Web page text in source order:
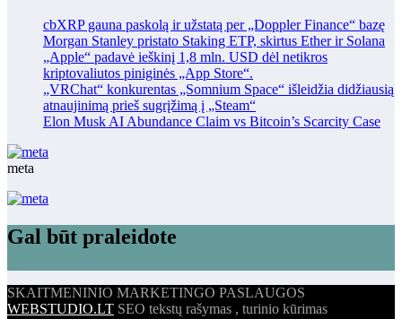
cbXRP gauna paskolą ir užstatą per „Doppler Finance“ bazę
Morgan Stanley pristato Staking ETP, skirtus Ether ir Solana
„Apple“ padavė ieškinį 1,8 mln. USD dėl netikros
kriptovaliutos piniginės „App Store“.
„VRChat“ konkurentas „Somnium Space“ išleidžia didžiausią
atnaujinimą prieš sugrįžimą į „Steam“
Elon Musk AI Abundance Claim vs Bitcoin’s Scarcity Case
meta
Gal būt praleidote
SKAITMENINIO MARKETINGO PASLAUGOS
WEBSTUDIO.LT SEO tekstų rašymas , turinio kūrimas